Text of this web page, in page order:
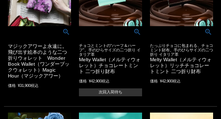
マジックアワーよ永遠に。
飛び出す絵本のような二つ
折りウォレット Wonder
Book Wallet（ワンダーブッ
クウォレット）Magic
Hour（マジックアワー）
価格 ¥31,900税込
チョコとミントの“ハーフ＆ハー
フ”。手のひらサイズの二つ折り イ
タリア革
Melty Wallet（メルティウォ
レット）チョコレートミン
ト 二つ折り財布
価格 ¥42,900税込
次回入荷待ち
たっぷりチョコに包まれる、チョコ
ミント財布。手のひらサイズの二つ
折り イタリア革
Melty Wallet（メルティウォ
レット）リッチチョコレー
トミント 二つ折り財布
価格 ¥42,900税込